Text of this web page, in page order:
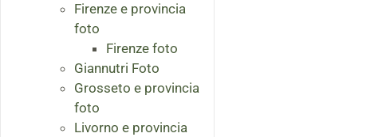
Firenze e provincia
foto
Firenze foto
Giannutri Foto
Grosseto e provincia
foto
Livorno e provincia